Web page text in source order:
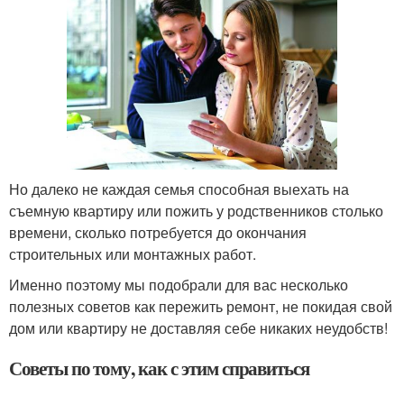
Но далеко не каждая семья способная выехать на
съемную квартиру или пожить у родственников столько
времени, сколько потребуется до окончания
строительных или монтажных работ.
Именно поэтому мы подобрали для вас несколько
полезных советов как пережить ремонт, не покидая свой
дом или квартиру не доставляя себе никаких неудобств!
Советы по тому, как с этим справиться